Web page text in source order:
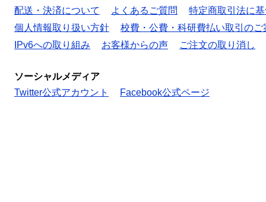
配送・決済について
よくあるご質問
特定商取引法に
個人情報取り扱い方針
校費・公費・科研費払い取引のご
IPv6への取り組み
お客様からの声 ご注文の取り消し
ソーシャルメディア
Twitter公式アカウント
Facebook公式ページ